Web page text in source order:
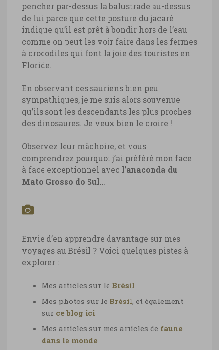
pencher par-dessus la balustrade au-dessus
de lui parce que cette posture du jacaré
indique qu’il est prêt à bondir hors de l’eau
comme on peut les voir faire dans les fermes
à crocodiles qui font la joie des touristes en
Floride.
En observant ces sauriens bien peu
sympathiques, je me suis alors souvenue
qu’ils sont les descendants les plus proches
des dinosaures. Je veux bien le croire !
Observez leur mâchoire, et vous
comprendrez pourquoi j’ai préféré mon face
à face exceptionnel avec l’anaconda du
Mato Grosso do Sul
Envie d’en apprendre davantage sur mes
voyages au Brésil ? Voici quelques pistes à
explorer :
Mes articles sur le Brésil
Mes photos sur le Brésil, et également
sur ce blog ici
Mes articles sur mes articles de faune
dans le monde